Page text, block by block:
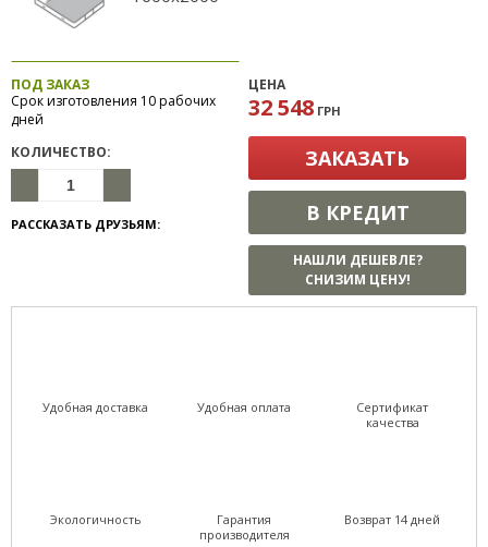
ПОД ЗАКАЗ
Срок изготовления 10 рабочих
дней
КОЛИЧЕСТВО:
РАССКАЗАТЬ ДРУЗЬЯМ:
ЦЕНА
32 548 ГРН
ЗАКАЗАТЬ
В КРЕДИТ
НАШЛИ ДЕШЕВЛЕ?
СНИЗИМ ЦЕНУ!
Удобная доставка Удобная оплата
Сертификат
качества
Экологичность
Гарантия
производителя
Возврат 14 дней